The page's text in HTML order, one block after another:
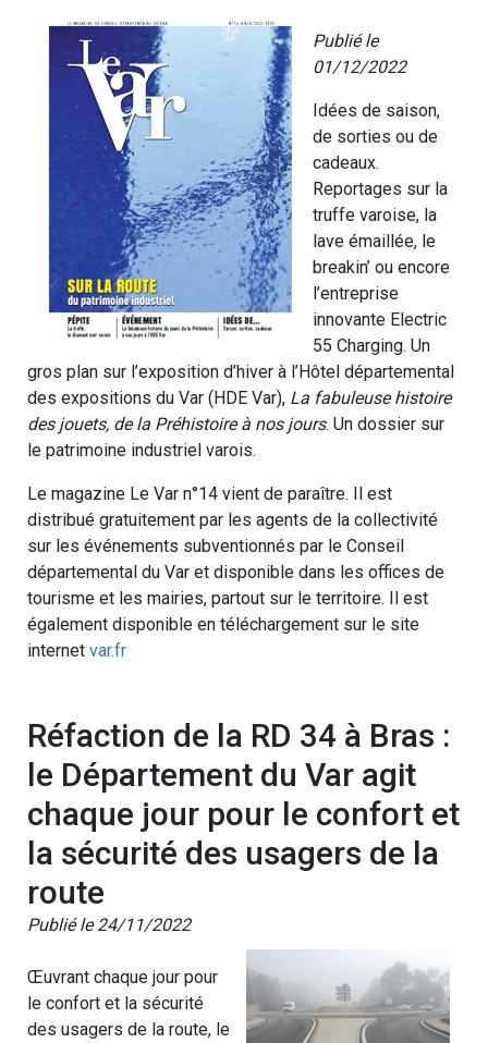
Publié le
01/12/2022
Idées de saison,
de sorties ou de
cadeaux.
Reportages sur la
truffe varoise, la
lave émaillée, le
breakin’ ou encore
l’entreprise
innovante Electric
55 Charging. Un
gros plan sur l’exposition d’hiver à l’Hôtel départemental
des expositions du Var (HDE Var), La fabuleuse histoire
des jouets, de la Préhistoire à nos jours. Un dossier sur
le patrimoine industriel varois.
Le magazine Le Var n°14 vient de paraître. Il est
distribué gratuitement par les agents de la collectivité
sur les événements subventionnés par le Conseil
départemental du Var et disponible dans les offices de
tourisme et les mairies, partout sur le territoire. Il est
également disponible en téléchargement sur le site
internet var.fr
Réfaction de la RD 34 à Bras :
le Département du Var agit
chaque jour pour le confort et
la sécurité des usagers de la
route
Publié le 24/11/2022
Œuvrant chaque jour pour
le confort et la sécurité
des usagers de la route, le